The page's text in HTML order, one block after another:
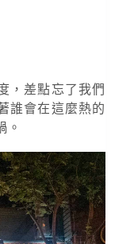
，差點忘了我們
誰會在這麼熱的
。